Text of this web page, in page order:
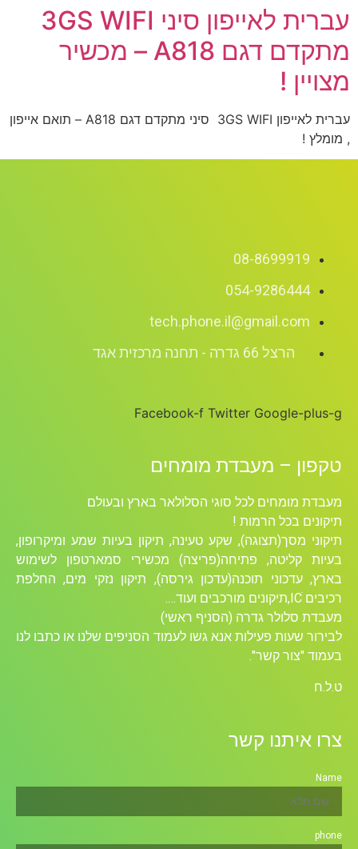
עברית לאייפון סיני 3GS WIFI
מתקדם דגם A818 – מכשיר
מצויין !
עברית לאייפון 3GS WIFI סיני מתקדם דגם A818 – תואם אייפון
, מומלץ !
08-8699919
054-9286444
tech.phone.il@gmail.com
הרצל 66 גדרה - תחנה מרכזית אגד
Facebook-f Twitter Google-plus-g
טקפון – מעבדת מומחים
מעבדת מומחים לכל סוגי הסלולאר בארץ ובעולם
תיקונים בכל הרמות !
תיקוני מסך(תצוגה), שקע טעינה, תיקון בעיות שמע ומיקרופון,
בעיות קליטה, פתיחה(פריצה) מכשירי סמארטפון לשימוש
בארץ, עדכוני תוכנה(עדכון גירסה), תיקון נזקי מים, החלפת
רכיבים ICׁ,תיקונים מורכבים ועוד….
מעבדת סלולר גדרה (הסניף ראשי)
לבירור שעות פעילות אנא גשו לעמוד הסניפים שלנו או כתבו לנו
בעמוד "צור קשר".
ט.ל.ח
צרו איתנו קשר
Name
phone